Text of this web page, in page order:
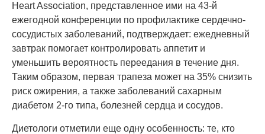
Heart Association, представленное ими на 43-й
ежегодной конференции по профилактике сердечно-
сосудистых заболеваний, подтверждает: ежедневный
завтрак помогает контролировать аппетит и
уменьшить вероятность переедания в течение дня.
Таким образом, первая трапеза может на 35% снизить
риск ожирения, а также заболеваний сахарным
диабетом 2-го типа, болезней сердца и сосудов.
Диетологи отметили еще одну особенность: те, кто